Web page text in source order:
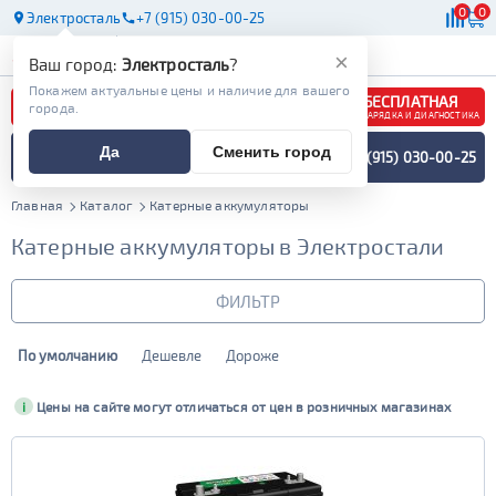
Электросталь +7 (915) 030-00-25 0 0
АКБ
БЕСПЛАТНАЯ
ЗАРЯДКА И ДИАГНОСТИКА
ПОДБОР АККУМУЛЯТОРА
СПЕЦИАЛИСТОМ +7 (915) 030-00-25
Главная Каталог Катерные аккумуляторы
Катерные аккумуляторы в Электростали
ФИЛЬТР
Стартовый ток (Ампер)
По умолчанию Дешевле Дороже
i Цены на сайте могут отличаться от цен в розничных магазинах
×
Ваш город: Электросталь?
Покажем актуальные цены и наличие для вашего
города.
Да Сменить город